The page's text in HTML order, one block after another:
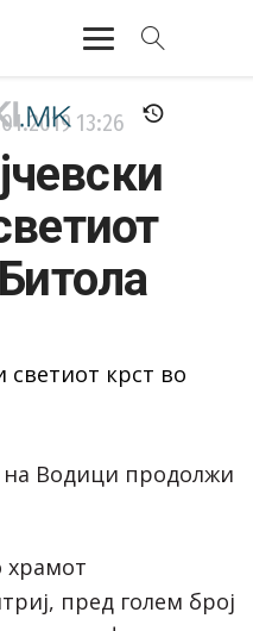
13:26
на Водици продолжи
храмот
пред голем број